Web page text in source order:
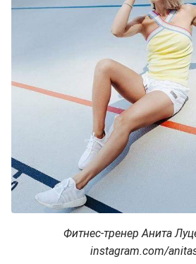
Фитнес-тренер Анита
instagram.com/